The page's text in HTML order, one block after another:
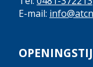
E-mail: